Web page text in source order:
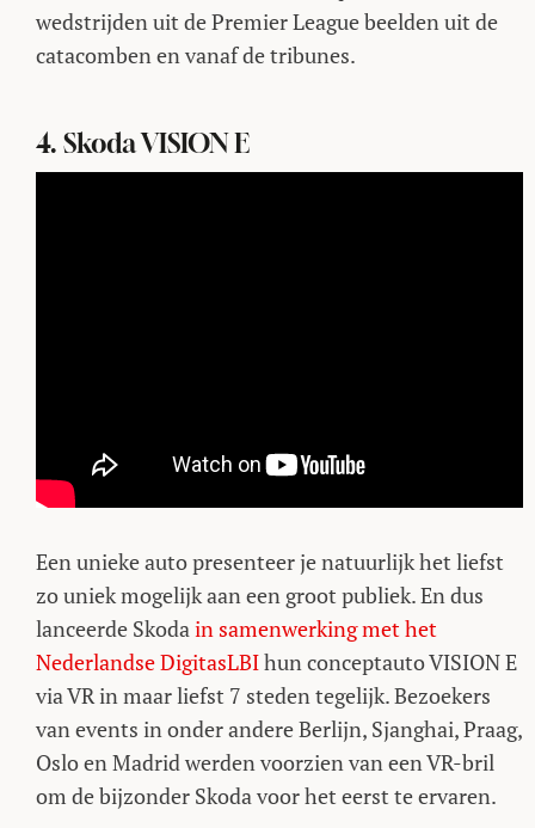
wedstrijden uit de Premier League beelden uit de
catacomben en vanaf de tribunes.
4. Skoda VISION E
Een unieke auto presenteer je natuurlijk het liefst
zo uniek mogelijk aan een groot publiek. En dus
lanceerde Skodain samenwerking met het
Nederlandse DigitasLBIhun conceptauto VISION E
via VR in maar liefst 7 steden tegelijk. Bezoekers
van events in onder andere Berlijn, Sjanghai, Praag,
Oslo en Madrid werden voorzien van een VR-bril
om de bijzonder Skoda voor het eerst te ervaren.